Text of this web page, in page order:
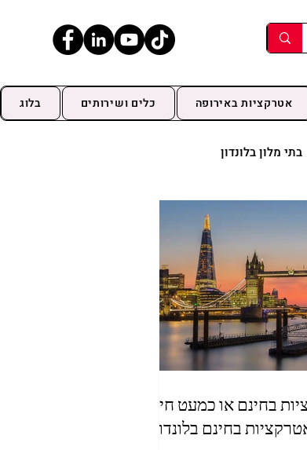
אטרקציות באירופה כלים ושירותים בלוג
בתי מלון בלונדון
בחינם או כמעט חינם
בחינם בלונדון